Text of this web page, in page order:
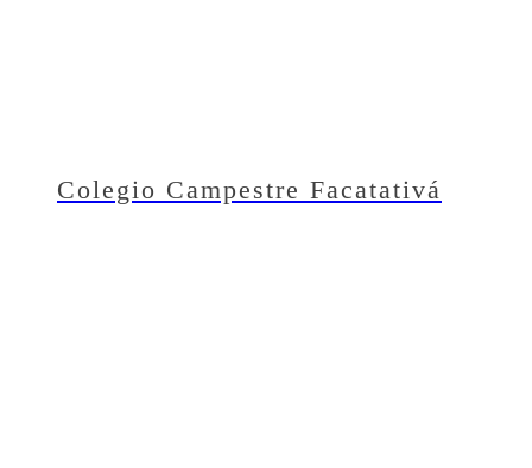
Colegio Campestre Facatativá